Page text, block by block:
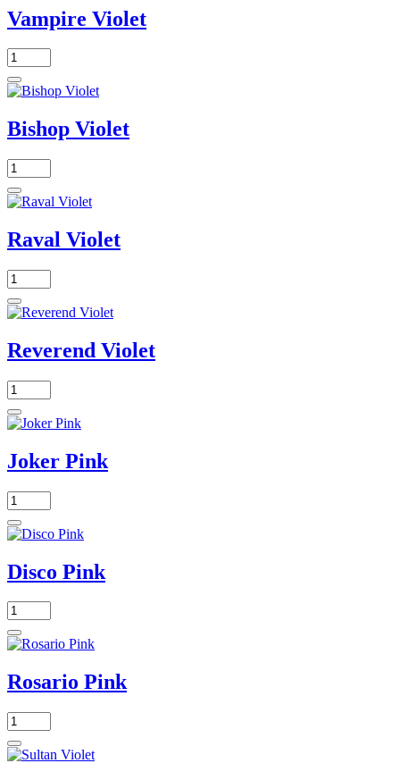
Vampire Violet
Bishop Violet
Raval Violet
Reverend Violet
Joker Pink
Disco Pink
Rosario Pink